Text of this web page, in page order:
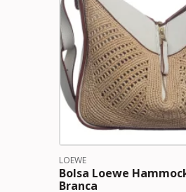
LOEWE
Bolsa Loewe
Branca